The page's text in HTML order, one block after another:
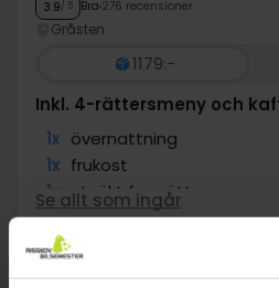
3.9/ 5 Bra 276 recensioner
Gråsten
1179:-
Inkl. 4-rättersmeny och
1x övernattning
1x frukost
1x utsökt fyrarättersmeny -
1x En flaska vin att dela per
∞
Se allt som ingår
aug
Totalt 3178:-